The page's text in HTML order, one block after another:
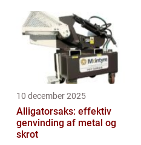
10 december 2025
Alligatorsaks: effektiv
genvinding af metal og
skrot